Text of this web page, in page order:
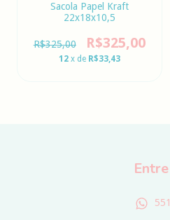
Sacola Papel Kraft
22x18x10,5
R$325,00 R$325,00
12 x de R$33,43